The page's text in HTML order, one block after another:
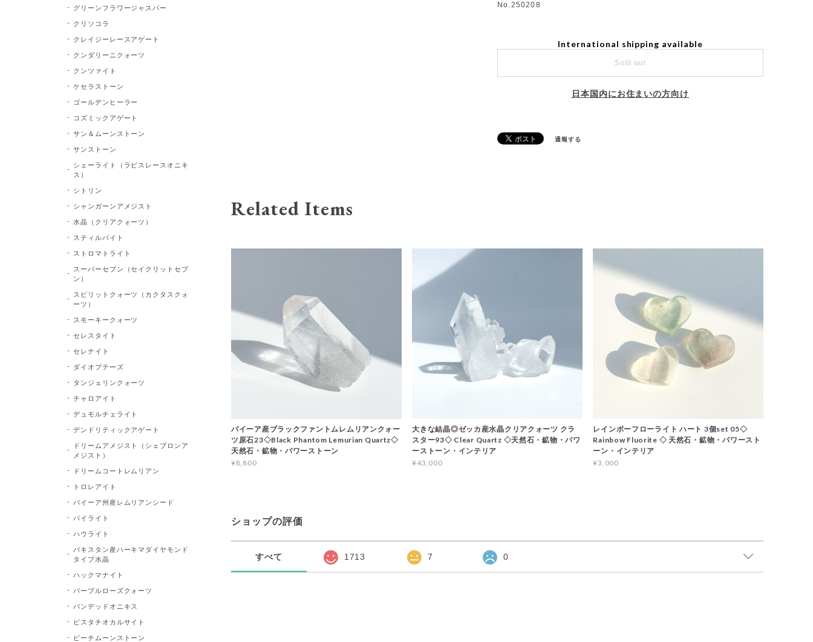
No.250208
International shipping available
Sold out
日本国内にお住まいの方向け
通報する
Related Items
バイーア産ブラックファントムレムリアンクォー
ツ原石23◇Black Phantom Lemurian Quartz◇
天然石・鉱物・パワーストーン
¥8,800
大きな結晶◎ゼッカ産水晶クリアクォーツ クラ
スター93◇ Clear Quartz ◇天然石・鉱物・パワ
ーストーン・インテリア
¥43,000
レインボーフローライト ハート 3個set 05◇
Rainbow Fluorite ◇ 天然石・鉱物・パワースト
ーン・インテリア
¥3,000
ショップの評価
すべて 1713 7 0
グリーンフラワージャスパー
クリソコラ
クレイジーレースアゲート
クンダリーニクォーツ
クンツァイト
ケセラストーン
ゴールデンヒーラー
コズミックアゲート
サン＆ムーンストーン
サンストーン
シェーライト（ラピスレースオニキ
ス）
シトリン
シャンガーンアメジスト
水晶（クリアクォーツ）
スティルバイト
ストロマトライト
スーパーセブン（セイクリットセブ
ン）
スピリットクォーツ（カクタスクォ
ーツ）
スモーキークォーツ
セレスタイト
セレナイト
ダイオプテーズ
タンジェリンクォーツ
チャロアイト
デュモルチェライト
デンドリティックアゲート
ドリームアメジスト（シェブロンア
メジスト）
ドリームコートレムリアン
トロレアイト
バイーア州産レムリアンシード
パイライト
ハウライト
パキスタン産ハーキマダイヤモンド
タイプ水晶
ハックマナイト
パープルローズクォーツ
バンデッドオニキス
ピスタチオカルサイト
ピーチムーンストーン